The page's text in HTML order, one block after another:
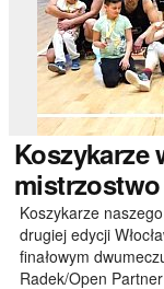
Koszykarze
Koszykarze
drugiej edycji
finałowym
Radek/Open